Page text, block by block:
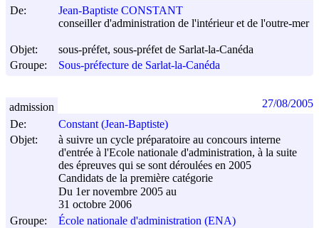
De:
Jean-Baptiste CONSTANT
conseiller d'administration de l'intérieur et de l'outre-mer
Objet:
sous-préfet, sous-préfet de Sarlat-la-Canéda
Groupe:
Sous-préfecture de Sarlat-la-Canéda
De:
Constant (Jean-Baptiste)
Objet:
à suivre un cycle préparatoire au concours interne
d'entrée à l'Ecole nationale d'administration, à la suite
des épreuves qui se sont déroulées en 2005
Candidats de la première catégorie
Du 1er novembre 2005 au
31 octobre 2006
Groupe:
École nationale d'administration (ENA)
admission 27/08/2005